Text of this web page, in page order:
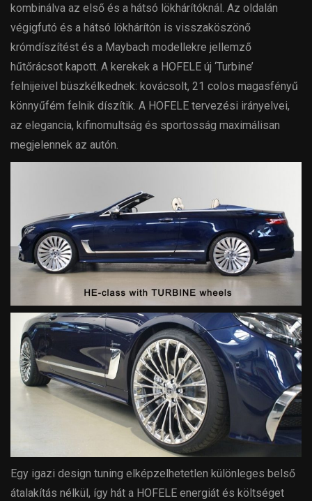
kombinálva az első és a hátsó lökhárítóknál. Az oldalán
végigfutó és a hátsó lökhárítón is visszaköszönő
krómdíszítést és a Maybach modellekre jellemző
hűtőrácsot kapott. A kerekek a HOFELE új ‘Turbine’
felnijeivel büszkélkednek: kovácsolt, 21 colos magasfényű
könnyűfém felnik díszítik. A HOFELE tervezési irányelvei,
az elegancia, kifinomultság és sportosság maximálisan
megjelennek az autón.
Egy igazi design tuning elképzelhetetlen különleges belső
átalakítás nélkül, így hát a HOFELE energiát és költséget